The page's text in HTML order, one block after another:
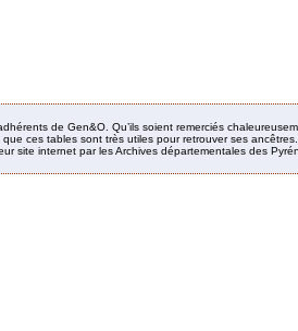
de Gen&O. Qu’ils soient remerciés
ces tables sont très utiles pour retrouver ses
site internet par les Archives départementales des